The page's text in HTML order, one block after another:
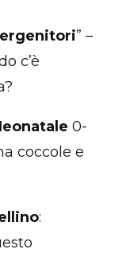
” –
c’è
0-
coccole e
: